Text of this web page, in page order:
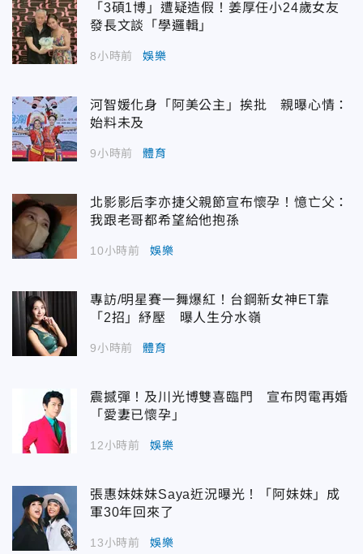
「3碩1博」遭疑造假！姜厚任小24歲女友
發長文談「學邏輯」
8小時前 娛樂
河智媛化身「阿美公主」挨批 親曝心情：
始料未及
9小時前 體育
北影影后李亦捷父親節宣布懷孕！憶亡父：
我跟老哥都希望給他抱孫
10小時前 娛樂
專訪/明星賽一舞爆紅！台鋼新女神ET靠
「2招」紓壓 曝人生分水嶺
9小時前 體育
震撼彈！及川光博雙喜臨門 宣布閃電再婚
「愛妻已懷孕」
12小時前 娛樂
張惠妹妹妹Saya近況曝光！「阿妹妹」成
軍30年回來了
13小時前 娛樂